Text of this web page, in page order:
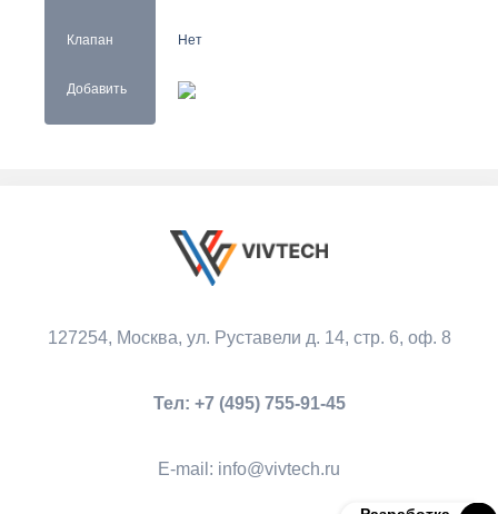
Клапан
Добавить
Нет
127254, Москва, ул. Руставели д. 14, стр. 6, оф. 8
Тел: +7 (495) 755-91-45
Е-mail: info@vivtech.ru